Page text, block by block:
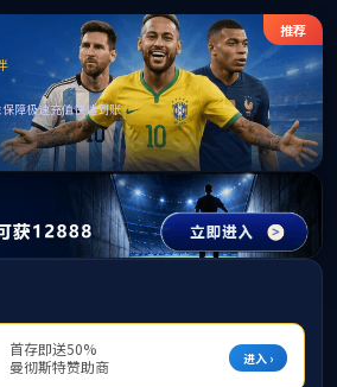
西汉姆联)有限公司-Official
website
，xsdj/http:/xzfc找不到对应的栏目！